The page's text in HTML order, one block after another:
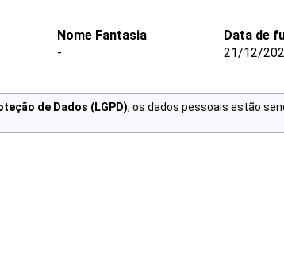
Nome Fantasia
-
Data de
21/12/
de Dados (LGPD), os dados pessoais estão